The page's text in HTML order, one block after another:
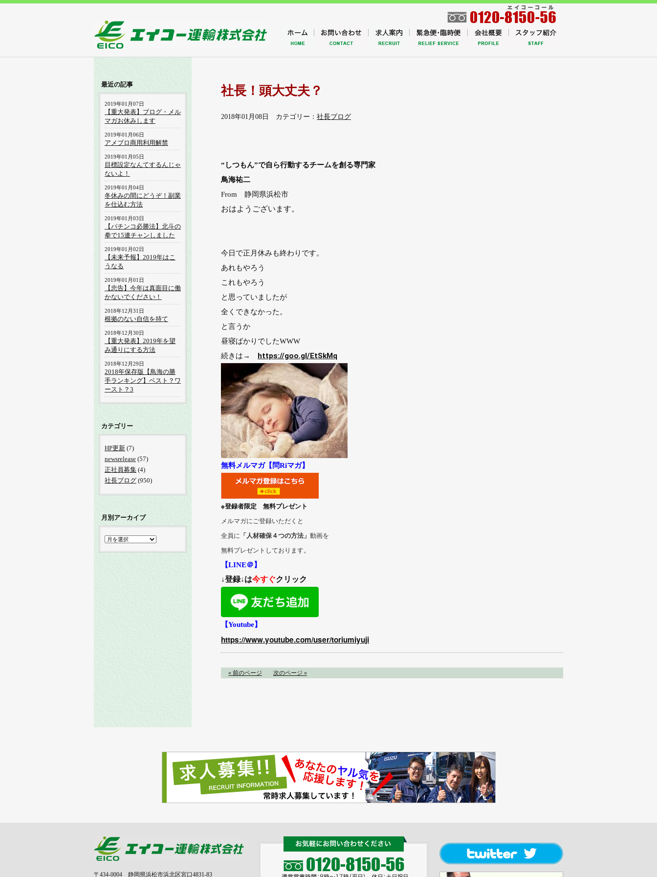
社長！頭大丈夫？
2018年01月08日 カテゴリー： 社長ブログ
“しつもん”で自ら行動するチームを創る専門家
鳥海祐二
From 静岡県浜松市
おはようございます。
今日で正月休みも終わりです。
あれもやろう
これもやろう
と思っていましたが
全くできなかった。
と言うか
昼寝ばかりでしたWWW
続きは→ https://goo.gl/EtSkMq
無料メルマガ【問Riマガ】
※登録者限定 無料プレゼント
メルマガにご登録いただくと
全員に 「人材確保４つの方法」 動画を
無料プレゼントしております。
【LINE＠】
↓登録↓は今すぐクリック
【Youtube】
https://www.youtube.com/user/toriumiyuji
« 前のページ 次のページ »
最近の記事
2019年01月07日
【重大発表】ブログ・メル
マガお休みします
2019年01月06日
アメブロ商用利用解禁
2019年01月05日
目標設定なんてするんじゃ
ないよ！
2019年01月04日
冬休みの間にどうぞ！副業
を仕込む方法
2019年01月03日
【パチンコ必勝法】北斗の
拳で15連チャンしました
2019年01月02日
【未来予報】2019年はこ
うなる
2019年01月01日
【忠告】今年は真面目に働
かないでください！
2018年12月31日
根拠のない自信を持て
2018年12月30日
【重大発表】2019年を望
み通りにする方法
2018年12月29日
2018年保存版【鳥海の勝
手ランキング】ベスト？ワ
ースト？3
カテゴリー
HP更新 (7)
newsrelease (57)
正社員募集 (4)
社長ブログ (950)
月別アーカイブ
〒434-0004 静岡県浜松市浜北区宮口4831-83